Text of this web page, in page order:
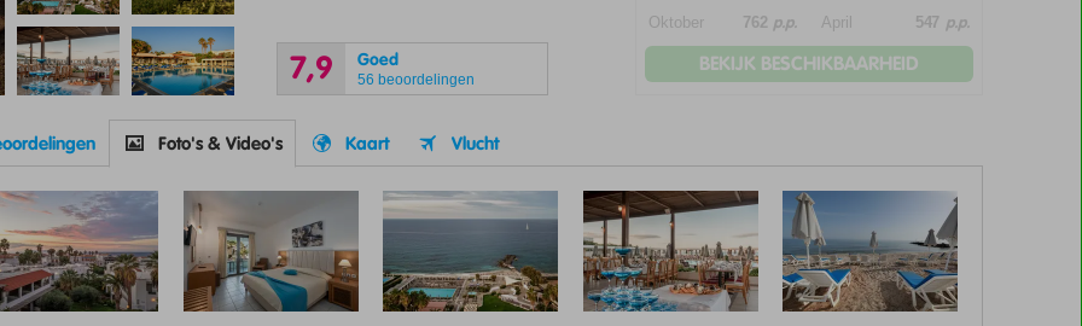
7,9 Goed
56 beoordelingen
Oktober 762 p.p. April 547 p.p.
BEKIJK BESCHIKBAARHEID
Foto's & Video's Kaart Vlucht